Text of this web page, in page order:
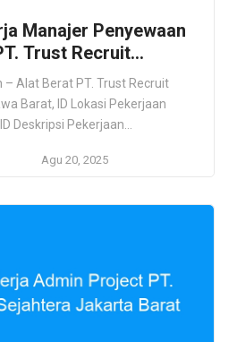
Manajer Penyewaan
Trust Recruit
– Alat Berat PT. Trust Recruit
Barat, ID Lokasi Pekerjaan
Deskripsi Pekerjaan
Diploma Pascasarjana,
idealnya dalam industri
Agu 20, 2025